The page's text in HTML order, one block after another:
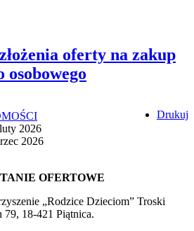
oferty na zakup
osobowego
Drukuj
2026
2026
OFERTOWE
„Rodzice Dzieciom” Troski
18-421 Piątnica.